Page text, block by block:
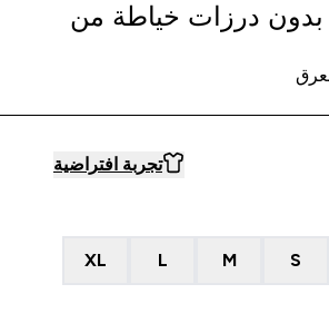
ليجنز Shape بدون درزات خياطة من
تجربة افتراضية
S
M
L
XL